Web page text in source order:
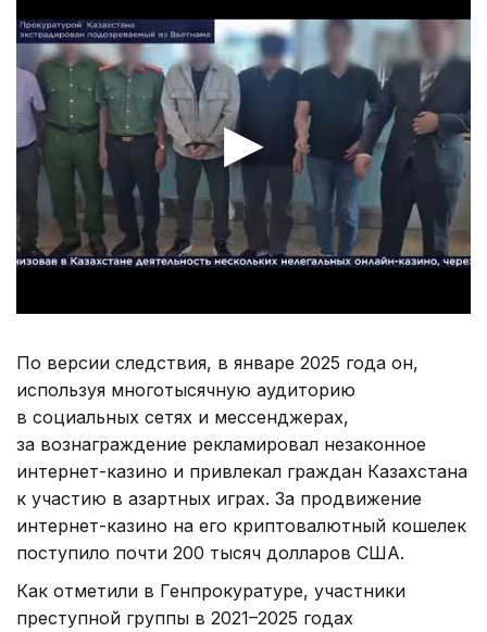
По версии следствия, в январе 2025 года он,
используя многотысячную аудиторию
в социальных сетях и мессенджерах,
за вознаграждение рекламировал незаконное
интернет-казино и привлекал граждан Казахстана
к участию в азартных играх. За продвижение
интернет-казино на его криптовалютный кошелек
поступило почти 200 тысяч долларов США.
Как отметили в Генпрокуратуре, участники
преступной группы в 2021–2025 годах